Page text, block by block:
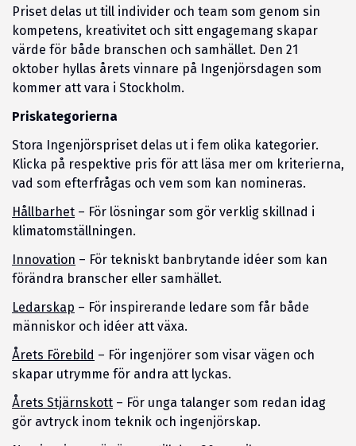
Priset delas ut till individer och team som genom sin
kompetens, kreativitet och sitt engagemang skapar
värde för både branschen och samhället. Den 21
oktober hyllas årets vinnare på Ingenjörsdagen som
kommer att vara i Stockholm.
Priskategorierna
Stora Ingenjörspriset delas ut i fem olika kategorier.
Klicka på respektive pris för att läsa mer om kriterierna,
vad som efterfrågas och vem som kan nomineras.
Hållbarhet – För lösningar som gör verklig skillnad i
klimatomställningen.
Innovation – För tekniskt banbrytande idéer som kan
förändra branscher eller samhället.
Ledarskap – För inspirerande ledare som får både
människor och idéer att växa.
Årets Förebild – För ingenjörer som visar vägen och
skapar utrymme för andra att lyckas.
Årets Stjärnskott – För unga talanger som redan idag
gör avtryck inom teknik och ingenjörskap.